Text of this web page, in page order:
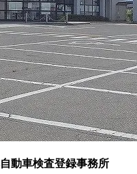
動車検査登録事務所